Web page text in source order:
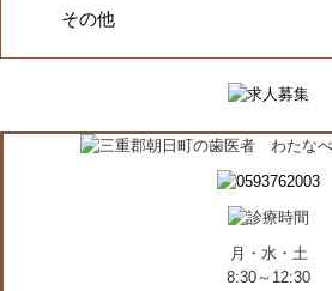
その他
月・水・土
8:30～12:30